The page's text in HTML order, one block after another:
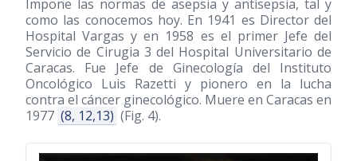
Impone las normas de asepsia y antisepsia, tal y
como las conocemos hoy. En 1941 es Director del
Hospital Vargas y en 1958 es el primer Jefe del
Servicio de Cirugia 3 del Hospital Universitario de
Caracas. Fue Jefe de Ginecología del Instituto
Oncológico Luis Razetti y pionero en la lucha
contra el cáncer ginecológico. Muere en Caracas en
1977 (8, 12,13) (Fig. 4).